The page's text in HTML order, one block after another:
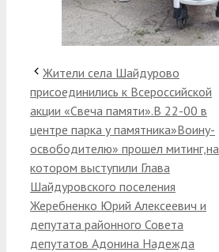
Жители села Шайдурово
присоединились к Всероссийской
акции «Свеча памяти».В 22-00 в
центре парка у памятника»Воину-
освободителю» прошел митинг,на
котором выступили Глава
Шайдуровского поселения
Жеребненко Юрий Алексеевич и
депутата районного Совета
депутатов Адонина Надежда